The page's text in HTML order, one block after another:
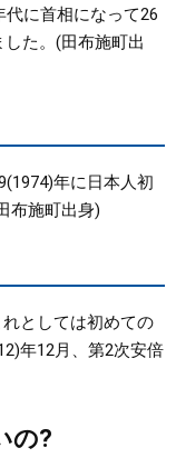
に首相になって26
た。(田布施町出
年に日本人初
布施町出身)
としては初めての
年12月、第2次安倍
の?